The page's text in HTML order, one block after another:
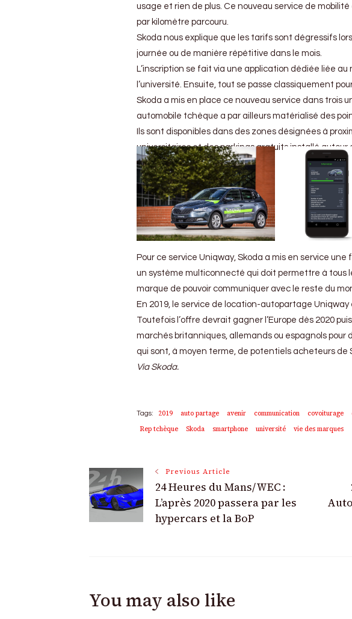
usage et rien de plus. Ce nouveau service de
par kilomètre parcouru.
Skoda nous explique que les tarifs sont dégressifs
journée ou de manière répétitive dans le mois.
L’inscription se fait via une application dédiée liée
l’université. Ensuite, tout se passe classiquement
Skoda a mis en place ce nouveau service dans trois
automobile tchèque a par ailleurs matérialisé des
Ils sont disponibles dans des zones désignées à
universitaires et des parkings gratuits installé autour
Pour ce service Uniqway, Skoda a mis en service
un système multiconnecté qui doit permettre à tous
marque de pouvoir communiquer avec le reste du
En 2019, le service de location-autopartage
Toutefois l’offre devrait gagner l’Europe dès 2020
marchés britanniques, allemands ou espagnols
qui sont, à moyen terme, de potentiels acheteurs de
Via Skoda.
Tags: 2019 auto partage avenir communication covoiturage
Rep tchèque
Skoda smartphone université vie des marques
Post
Navigation
Previous Article
24 Heures du Mans/WEC :
L’après 2020 passera par les
hypercars et la BoP
You may also like